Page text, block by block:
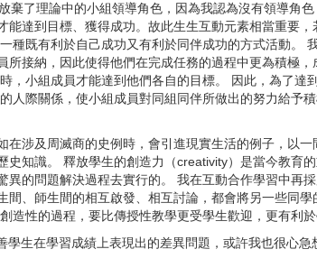
了理論中的小組領導角色，因為我認為沒有領導角色
達到目標、獲得成功。故此生生互動元素相當重要，
既有利於自己成功又有利於同伴成功的方式活動。
接納，因此使得他們在完成任務的過程中更為積極
小組成員才能達到他們各自的目標。 因此，為了達
人際關係，使小組成員對同組同伴所做出的努力給予
及周滅商的史例時，會引進現實生活的例子，以一
知識。 釋放學生的創造力（creativity）是當今教育
的問題解決過程去實行的。 我在互動合作學習中再
、師生間的相互啟發、相互討論，都會將另一些同學
性的過程，要比傳授性教學更受學生歡迎，更有利於
在學習成績上表現出的差異問題，或許我也很心急